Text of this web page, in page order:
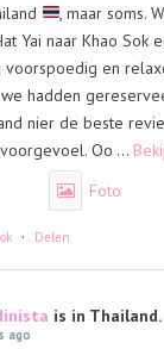
, maar soms.
Yai naar Khao Sok
voorspoedig en
hadden
nier de beste
Oo ...
Foto
· Delen
is in Thailand.
ago